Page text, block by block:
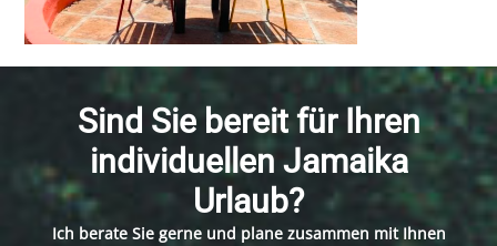
Sind Sie bereit für Ihren
individuellen Jamaika
Urlaub?
Ich berate Sie gerne und plane zusammen mit Ihnen